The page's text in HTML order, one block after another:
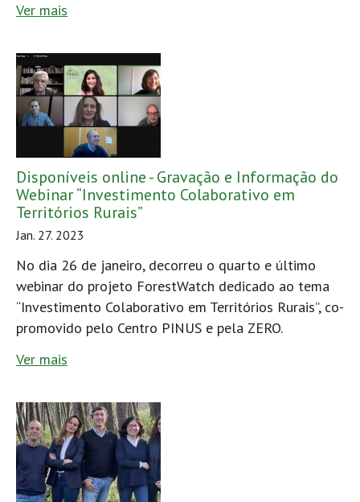
Ver mais
Disponíveis online - Gravação e Informação do
Webinar “Investimento Colaborativo em
Territórios Rurais”
Jan. 27. 2023
No dia 26 de janeiro, decorreu o quarto e último
webinar do projeto ForestWatch dedicado ao tema
“Investimento Colaborativo em Territórios Rurais”, co-
promovido pelo Centro PINUS e pela ZERO.
Ver mais